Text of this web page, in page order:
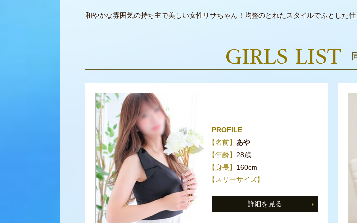
和やかな雰囲気の持ち主で美しい女性リサちゃん！均整のとれたスタイルでふとした
PROFILE
【名前】あや
【年齢】28歳
【身長】 160cm
【スリーサイズ】
詳細を見る